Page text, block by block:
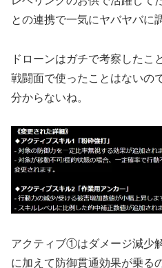
との連携で一気にヤバヤバ
ドローンはガチで考察した
戦闘面で使ったことはないの
分からないね。
アクティブ①はダメージ減少
に加えて防御貫通効果が乗